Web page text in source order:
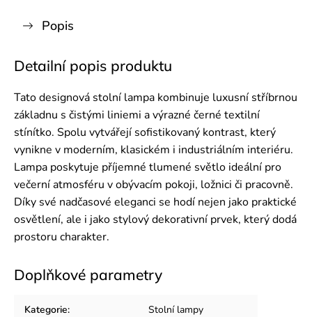
Popis
Detailní popis produktu
Tato designová stolní lampa kombinuje luxusní stříbrnou
základnu s čistými liniemi a výrazné černé textilní
stínítko. Spolu vytvářejí sofistikovaný kontrast, který
vynikne v moderním, klasickém i industriálním interiéru.
Lampa poskytuje příjemné tlumené světlo ideální pro
večerní atmosféru v obývacím pokoji, ložnici či pracovně.
Díky své nadčasové eleganci se hodí nejen jako praktické
osvětlení, ale i jako stylový dekorativní prvek, který dodá
prostoru charakter.
Doplňkové parametry
Kategorie: Stolní lampy